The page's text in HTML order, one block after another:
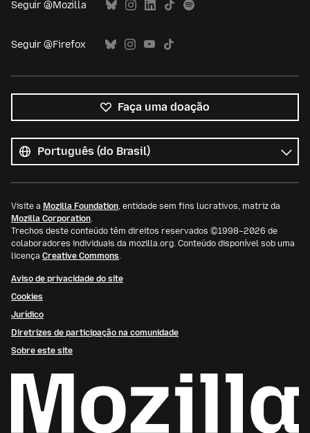
Seguir @Mozilla
Seguir @Firefox
Faça uma doação
os
idiomas
Idioma
Visite a Mozilla Foundation, entidade sem fins lucrativos, matriz da
Mozilla Corporation.
Trechos deste conteúdo têm direitos reservados ©1998–2026 de
colaboradores individuais da mozilla.org. Conteúdo disponível sob uma
licença Creative Commons.
Aviso de privacidade do site
Cookies
Jurídico
Diretrizes de participação na comunidade
Sobre este site